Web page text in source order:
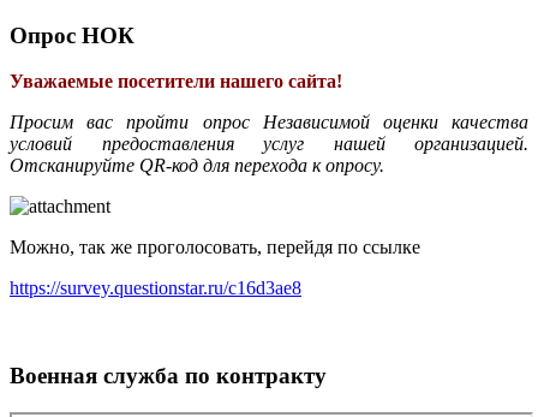
Опрос НОК
Уважаемые посетители нашего сайта!
Просим вас пройти опрос Независимой оценки качества
условий предоставления услуг нашей организацией.
Отсканируйте QR-код для перехода к опросу.
Можно, так же проголосовать, перейдя по ссылке
https://survey.questionstar.ru/c16d3ae8
Военная служба по контракту